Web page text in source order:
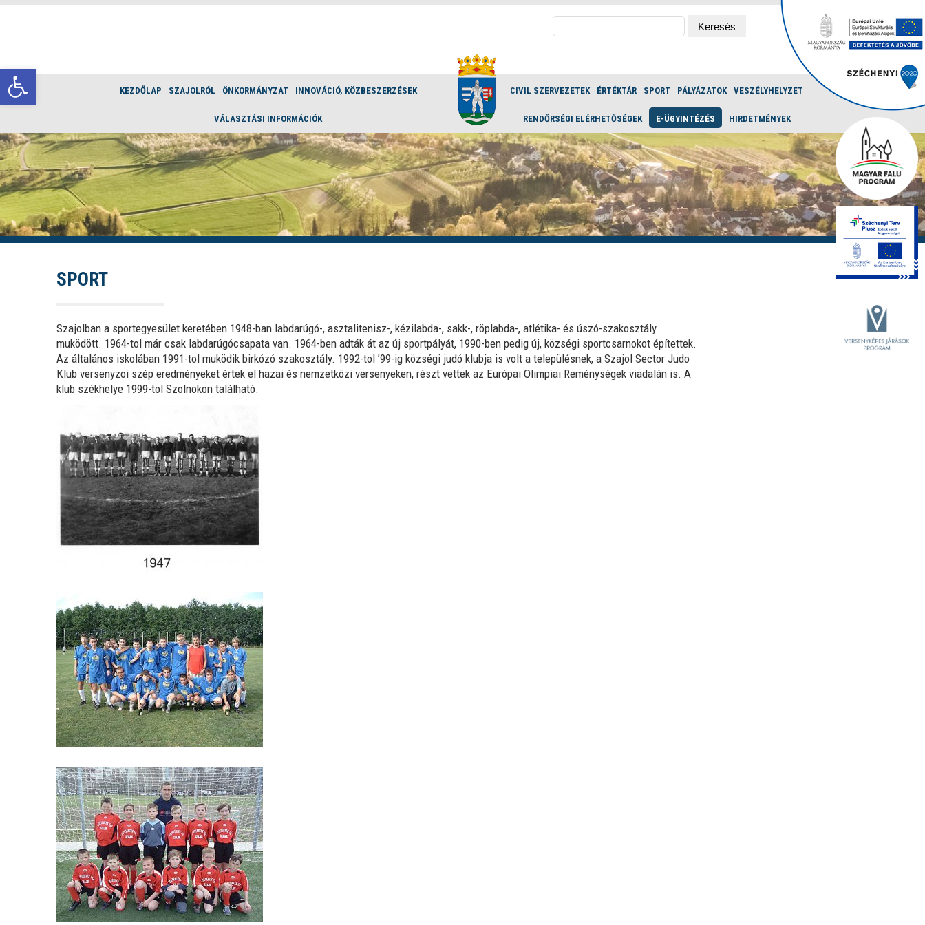
Eszköztár megnyitása
Keresés:
KEZDŐLAP SZAJOLRÓL ÖNKORMÁNYZAT INNOVÁCIÓ, KÖZBESZERZÉSEK
VÁLASZTÁSI INFORMÁCIÓK
CIVIL SZERVEZETEK ÉRTÉKTÁR SPORT PÁLYÁZATOK VESZÉLYHELYZET
RENDŐRSÉGI ELÉRHETŐSÉGEK E-ÜGYINTÉZÉS HIRDETMÉNYEK
SPORT
Szajolban a sportegyesület keretében 1948-ban labdarúgó-, asztalitenisz-, kézilab­da-, sakk-, röplabda-, atlétika- és úszó-szak­osztály
muködött. 1964-tol már csak labda­rúgócsapata van. 1964-ben adták át az új sportpályát, 1990-ben pedig új, községi sportcsarnokot építettek.
Az általános iskolá­ban 1991-tol muködik birkózó szakosztály. 1992-tol ’99-ig községi judó klubja is volt a településnek, a Szajol Sector Judo
Klub ver­senyzoi szép eredményeket értek el hazai és nemzetközi versenyeken, részt vettek az Eu­rópai Olimpiai Reménységek viadalán is. A
klub székhelye 1999-tol Szolnokon található.